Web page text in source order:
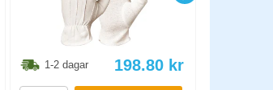
1-2 dagar 198.80 kr